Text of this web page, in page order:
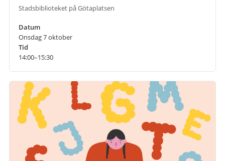
Stadsbiblioteket på Götaplatsen
Datum
Onsdag 7 oktober
Tid
14:00–15:30